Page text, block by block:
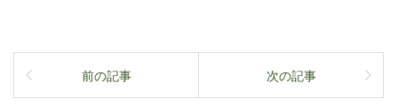
前の記事 次の記事